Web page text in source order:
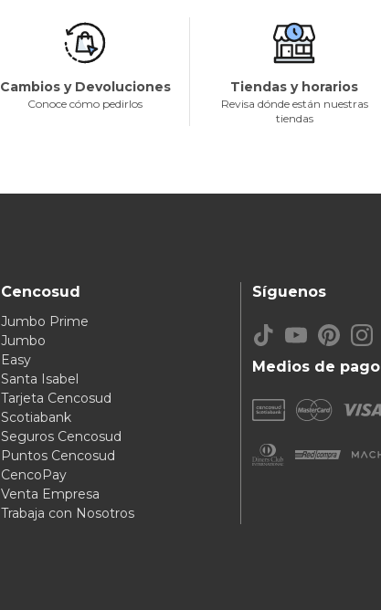
Cambios y Devoluciones
Conoce cómo pedirlos
Tiendas y horarios
Revisa dónde están nuestras
tiendas
Cencosud
Jumbo Prime
Jumbo
Easy
Santa Isabel
Tarjeta Cencosud
Scotiabank
Seguros Cencosud
Puntos Cencosud
CencoPay
Venta Empresa
Trabaja con Nosotros
Medios de pago
Síguenos